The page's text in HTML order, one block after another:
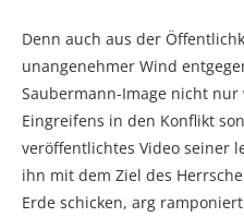
Denn auch aus der
unangenehmer Wind
Saubermann-Image nicht
Eingreifens in den Konflikt
veröffentlichtes Video seiner
ihn mit dem Ziel des
Erde schicken, arg